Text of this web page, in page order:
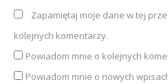
Zapamiętaj moje dane w tej
kolejnych komentarzy.
Powiadom mnie o kolejnych
Powiadom mnie o nowych